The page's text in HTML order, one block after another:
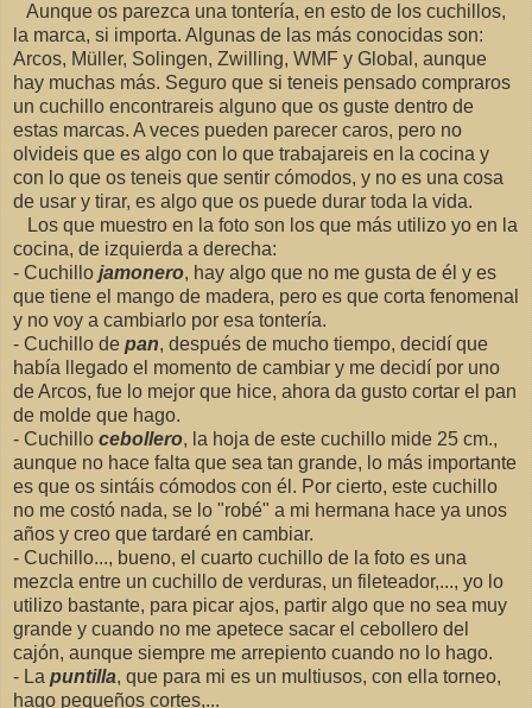
Aunque os parezca una tontería, en esto de los cuchillos,
la marca, si importa. Algunas de las más conocidas son:
Arcos, Müller, Solingen, Zwilling, WMF y Global, aunque
hay muchas más. Seguro que si teneis pensado compraros
un cuchillo encontrareis alguno que os guste dentro de
estas marcas. A veces pueden parecer caros, pero no
olvideis que es algo con lo que trabajareis en la cocina y
con lo que os teneis que sentir cómodos, y no es una cosa
de usar y tirar, es algo que os puede durar toda la vida.
Los que muestro en la foto son los que más utilizo yo en la
cocina, de izquierda a derecha:
- Cuchillo jamonero, hay algo que no me gusta de él y es
que tiene el mango de madera, pero es que corta fenomenal
y no voy a cambiarlo por esa tontería.
- Cuchillo de pan, después de mucho tiempo, decidí que
había llegado el momento de cambiar y me decidí por uno
de Arcos, fue lo mejor que hice, ahora da gusto cortar el pan
de molde que hago.
- Cuchillo cebollero, la hoja de este cuchillo mide 25 cm.,
aunque no hace falta que sea tan grande, lo más importante
es que os sintáis cómodos con él. Por cierto, este cuchillo
no me costó nada, se lo "robé" a mi hermana hace ya unos
años y creo que tardaré en cambiar.
- Cuchillo..., bueno, el cuarto cuchillo de la foto es una
mezcla entre un cuchillo de verduras, un fileteador,..., yo lo
utilizo bastante, para picar ajos, partir algo que no sea muy
grande y cuando no me apetece sacar el cebollero del
cajón, aunque siempre me arrepiento cuando no lo hago.
- La puntilla, que para mi es un multiusos, con ella torneo,
hago pequeños cortes,...